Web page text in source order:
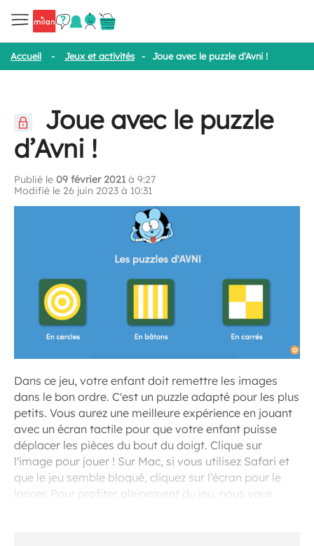
Accueil - Jeux et activités - Joue avec le puzzle d’Avni !
Joue avec le puzzle
d’Avni !
Publié le 09 février 2021 à 9:27
Modifié le 26 juin 2023 à 10:31
Dans ce jeu, votre enfant doit remettre les images
dans le bon ordre. C'est un puzzle adapté pour les plus
petits. Vous aurez une meilleure expérience en jouant
avec un écran tactile pour que votre enfant puisse
déplacer les pièces du bout du doigt. Clique sur
l'image pour jouer ! Sur Mac, si vous utilisez Safari et
que le jeu semble bloqué, cliquez sur l’écran pour le
lancer. Pour profiter pleinement du jeu, nous vous